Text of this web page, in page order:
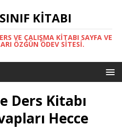
KITABI
VE ÇALIŞMA KITABI SAYFA VE
ÖZGÜN ÖDEV SITESI.
Ders Kitabı
Hecce